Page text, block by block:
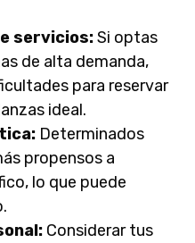
servicios:Si optas
de alta demanda,
para reservar
ideal.
Determinados
propensos a
lo que puede
Considerar tus